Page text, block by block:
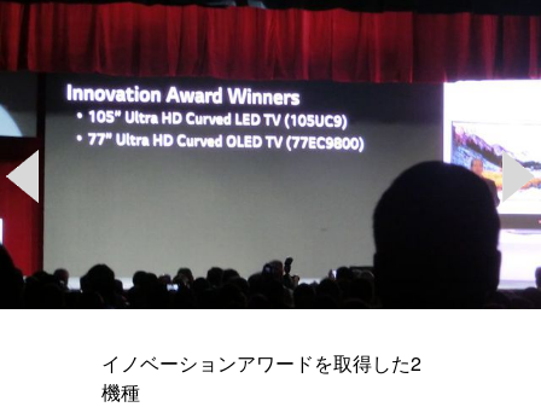
イノベーションアワードを取得した2
機種